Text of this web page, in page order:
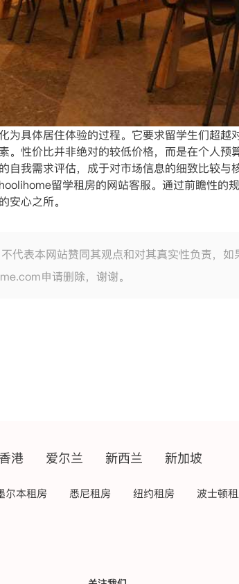
具体居住体验的过程。它要求留学生们超越
。性价比并非绝对的较低价格，而是在个人
自我需求评估，成于对市场信息的细致比较
留学租房的网站客服。通过前瞻性的
安心之所。
代表本网站赞同其观点和对其真实性负责，
申请删除，谢谢。
港 爱尔兰 新西兰 新加坡
尔本租房 悉尼租房 纽约租房 波士顿